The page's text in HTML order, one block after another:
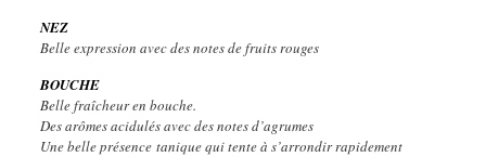
NEZ
Belle expression avec des notes de fruits rouges
BOUCHE
Belle fraîcheur en bouche.
Des arômes acidulés avec des notes d’agrumes
Une belle présence tanique qui tente à s’arrondir rapidement